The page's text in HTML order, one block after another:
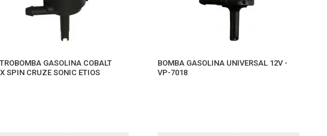
GASOLINA COBALT
SPIN CRUZE SONIC ETIOS
BOMBA GASOLINA UNIVERSAL 12V -
VP-7018